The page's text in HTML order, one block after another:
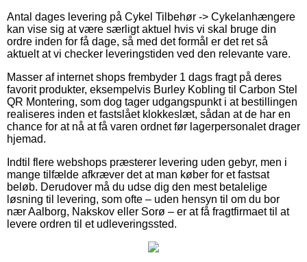
Antal dages levering på Cykel Tilbehør -> Cykelanhængere
kan vise sig at være særligt aktuel hvis vi skal bruge din
ordre inden for få dage, så med det formål er det ret så
aktuelt at vi checker leveringstiden ved den relevante vare.
Masser af internet shops frembyder 1 dags fragt på deres
favorit produkter, eksempelvis Burley Kobling til Carbon Stel
QR Montering, som dog tager udgangspunkt i at bestillingen
realiseres inden et fastslået klokkeslæt, sådan at de har en
chance for at nå at få varen ordnet før lagerpersonalet drager
hjemad.
Indtil flere webshops præsterer levering uden gebyr, men i
mange tilfælde afkræver det at man køber for et fastsat
beløb. Derudover må du udse dig den mest betalelige
løsning til levering, som ofte – uden hensyn til om du bor
nær Aalborg, Nakskov eller Sorø – er at få fragtfirmaet til at
levere ordren til et udleveringssted.